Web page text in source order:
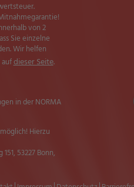
von 2
Sie einzelne
Wir helfen
aufdieser Seite.
in der NORMA
Hierzu
53227 Bonn,